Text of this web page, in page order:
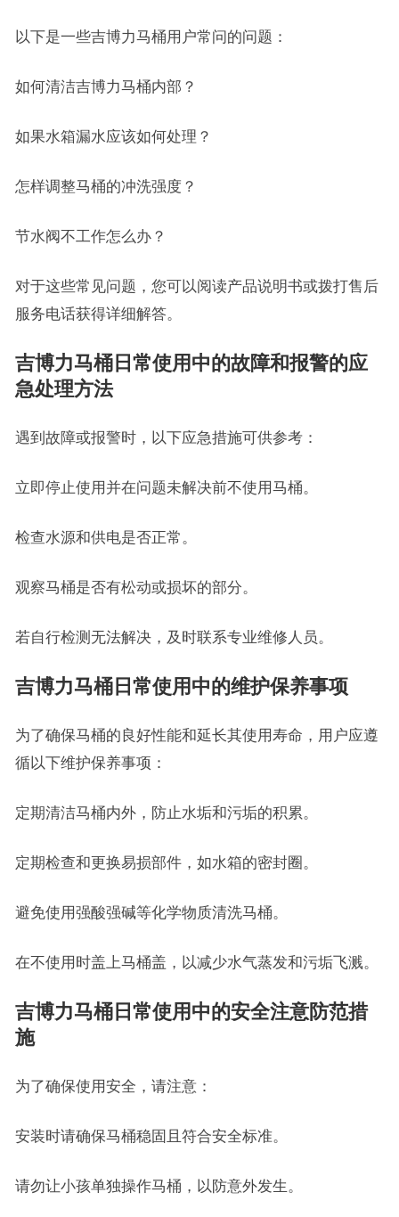
以下是一些吉博力马桶用户常问的问题：
如何清洁吉博力马桶内部？
如果水箱漏水应该如何处理？
怎样调整马桶的冲洗强度？
节水阀不工作怎么办？
对于这些常见问题，您可以阅读产品说明书或拨打售后
服务电话获得详细解答。
吉博力马桶日常使用中的故障和报警的应
急处理方法
遇到故障或报警时，以下应急措施可供参考：
立即停止使用并在问题未解决前不使用马桶。
检查水源和供电是否正常。
观察马桶是否有松动或损坏的部分。
若自行检测无法解决，及时联系专业维修人员。
吉博力马桶日常使用中的维护保养事项
为了确保马桶的良好性能和延长其使用寿命，用户应遵
循以下维护保养事项：
定期清洁马桶内外，防止水垢和污垢的积累。
定期检查和更换易损部件，如水箱的密封圈。
避免使用强酸强碱等化学物质清洗马桶。
在不使用时盖上马桶盖，以减少水气蒸发和污垢飞溅。
吉博力马桶日常使用中的安全注意防范措
施
为了确保使用安全，请注意：
安装时请确保马桶稳固且符合安全标准。
请勿让小孩单独操作马桶，以防意外发生。